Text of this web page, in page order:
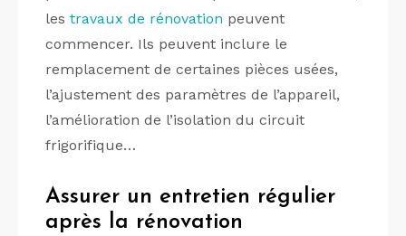
les travaux de rénovation peuvent
commencer. Ils peuvent inclure le
remplacement de certaines pièces usées,
l’ajustement des paramètres de l’appareil,
l’amélioration de l’isolation du circuit
frigorifique…
Assurer un entretien régulier
après la rénovation